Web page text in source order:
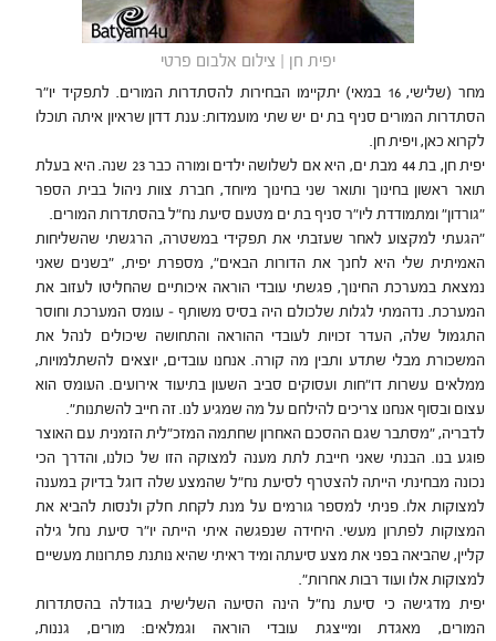
יפית חן | צילום אלבום פרטי
מחר (שלישי, 16 במאי) יתקיימו הבחירות להסתדרות המורים. לתפקיד יו"ר
הסתדרות המורים סניף בת ים יש שתי מועמדות: ענת דדון שראיון איתה תוכלו
לקרוא כאן, ויפית חן.
יפית חן, בת 44 מבת ים, היא אם לשלושה ילדים ומורה כבר 23 שנה. היא בעלת
תואר ראשון בחינוך ותואר שני בחינוך מיוחד, חברת צוות ניהול בבית הספר
"גורדון" ומתמודדת ליו"ר סניף בת ים מטעם סיעת נח"ל בהסתדרות המורים.
"הגעתי למקצוע לאחר שעזבתי את תפקידי במשטרה, הרגשתי שהשליחות
האמיתית שלי היא לחנך את הדורות הבאים", מספרת יפית, "בשנים שאני
נמצאת במערכת החינוך, פגשתי עובדי הוראה איכותיים שהחליטו לעזוב את
המערכת. נדהמתי לגלות שלכולם היה בסיס משותף – עומס המערכת וחוסר
התגמול שלה, העדר זכויות לעובדי ההוראה והתחושה שיכולים לנהל את
המשכורת מבלי שתדע ותבין מה קורה. אנחנו עובדים, יוצאים להשתלמויות,
ממלאים עשרות דו"חות ועסוקים סביב השעון בתיעוד אירועים. העומס הוא
עצום ובסוף אנחנו צריכים להילחם על מה שמגיע לנו. זה חייב להשתנות".
לדבריה, "מסתבר שגם ההסכם האחרון שחתמה המזכ"לית הזמנית עם האוצר
פוגע בנו. הבנתי שאני חייבת לתת מענה למצוקה הזו של כולנו, והדרך הכי
נכונה מבחינתי הייתה להצטרף לסיעת נח"ל שהמצע שלה דוגל בדיוק במענה
למצוקות אלו. פניתי למספר גורמים על מנת לקחת חלק ולנסות להביא את
המצוקות לפתרון מעשי. היחידה שנפגשה איתי הייתה יו"ר סיעת נחל גילה
קליין, שהביאה בפני את מצע סיעתה ומיד ראיתי שהיא נותנת פתרונות מעשיים
למצוקות אלו ועוד רבות אחרות".
יפית מדגישה כי סיעת נח"ל הינה הסיעה השלישית בגודלה בהסתדרות
המורים, מאגדת ומייצגת עובדי הוראה וגמלאים: מורים, גננות,